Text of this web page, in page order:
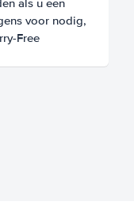
als u een
voor nodig,
Free